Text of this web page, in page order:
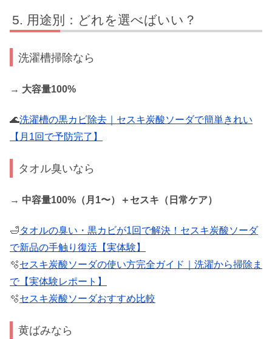
用途別：どれを選べばいい？
洗濯槽掃除なら
→ 大容量100%
🌊洗濯槽の黒カビ除去｜セスキ炭酸ソーダで簡単きれい
【月1回で予防完了】
タオル臭いなら
→ 中容量100%（月1〜）＋セスキ（日常ケア）
🛁タオルの臭い・黒カビが1回で解決！セスキ炭酸ソーダ
で新品の手触り復活【実体験】
🫧セスキ炭酸ソーダの使い方完全ガイド｜洗濯から掃除ま
で【実体験レポート】
🫧セスキ炭酸ソーダおすすめ比較
黄ばみなら